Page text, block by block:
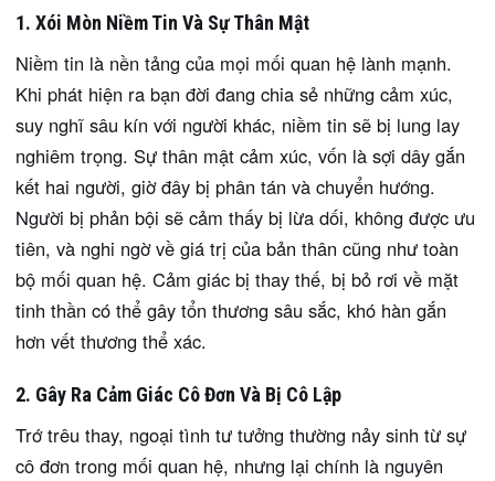
1. Xói Mòn Niềm Tin Và Sự Thân Mật
Niềm tin là nền tảng của mọi mối quan hệ lành mạnh.
Khi phát hiện ra bạn đời đang chia sẻ những cảm xúc,
suy nghĩ sâu kín với người khác, niềm tin sẽ bị lung lay
nghiêm trọng. Sự thân mật cảm xúc, vốn là sợi dây gắn
kết hai người, giờ đây bị phân tán và chuyển hướng.
Người bị phản bội sẽ cảm thấy bị lừa dối, không được ưu
tiên, và nghi ngờ về giá trị của bản thân cũng như toàn
bộ mối quan hệ. Cảm giác bị thay thế, bị bỏ rơi về mặt
tinh thần có thể gây tổn thương sâu sắc, khó hàn gắn
hơn vết thương thể xác.
2. Gây Ra Cảm Giác Cô Đơn Và Bị Cô Lập
Trớ trêu thay, ngoại tình tư tưởng thường nảy sinh từ sự
cô đơn trong mối quan hệ, nhưng lại chính là nguyên